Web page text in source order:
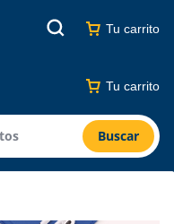
Tu carrito
Buscar
Tu carrito